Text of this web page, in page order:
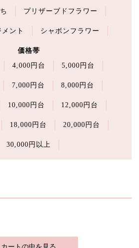
プリザーブドフラワー
ント シャボンフラワー
価格帯
4,000円台 5,000円台
7,000円台 8,000円台
10,000円台 12,000円台
18,000円台 20,000円台
30,000円以上